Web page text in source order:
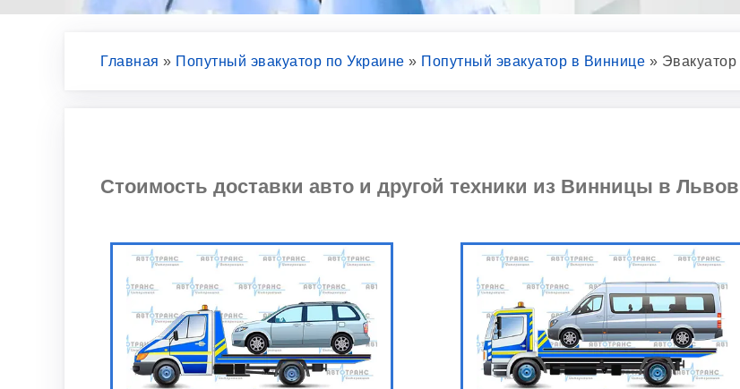
Главная » Попутный эвакуатор по Украине » Попутный эвакуатор в Виннице »
Стоимость доставки авто и другой техники из Винницы в Львов